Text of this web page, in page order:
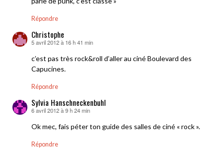
Répondre
Christophe
dit :
5 avril 2012 à 16 h 41 min
c’est pas très rock&roll d’aller au ciné Boulevard des
Capucines.
Répondre
Sylvia Hanschneckenbuhl
dit :
6 avril 2012 à 9 h 24 min
Ok mec, fais péter ton guide des salles de ciné « rock ».
Répondre